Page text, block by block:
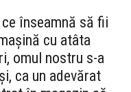
înseamnă să fii
cu atâta
omul nostru s-a
ca un adevărat